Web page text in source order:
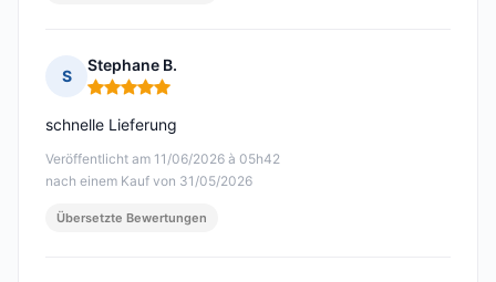
S
Stephane B.
Hinweis: 5 von 5
Veröffentlicht am 11/06/2026 à 05h42
nach einem Kauf von 31/05/2026
schnelle Lieferung
Übersetzte Bewertungen